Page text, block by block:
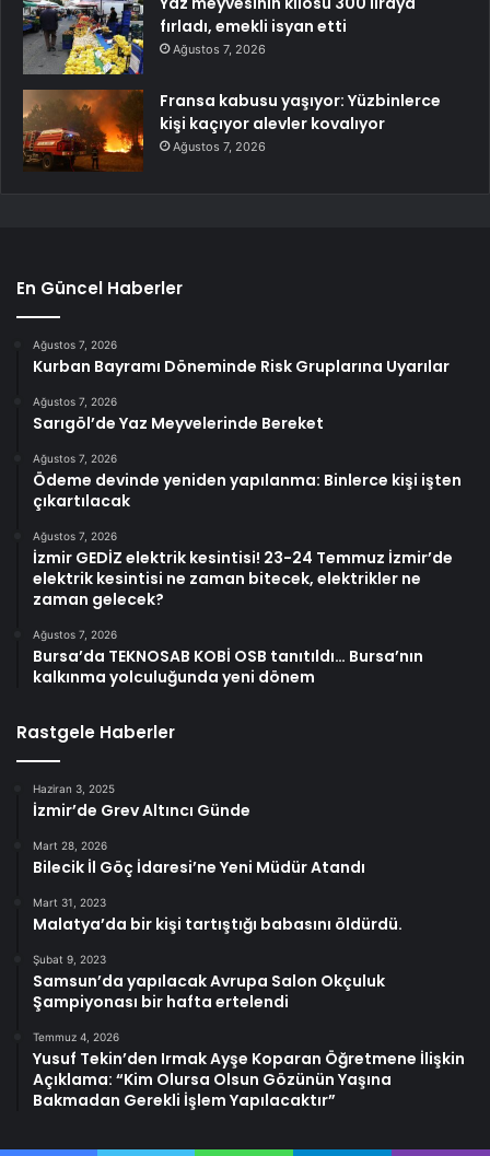
fırladı, emekli isyan etti
Ağustos 7, 2026
Fransa kabusu yaşıyor: Yüzbinlerce
kişi kaçıyor alevler kovalıyor
Ağustos 7, 2026
En Güncel Haberler
Ağustos 7, 2026
Kurban Bayramı Döneminde Risk Gruplarına Uyarılar
Ağustos 7, 2026
Sarıgöl’de Yaz Meyvelerinde Bereket
Ağustos 7, 2026
Ödeme devinde yeniden yapılanma: Binlerce kişi işten
çıkartılacak
Ağustos 7, 2026
İzmir GEDİZ elektrik kesintisi! 23-24 Temmuz İzmir’de
elektrik kesintisi ne zaman bitecek, elektrikler ne
zaman gelecek?
Ağustos 7, 2026
Bursa’da TEKNOSAB KOBİ OSB tanıtıldı… Bursa’nın
kalkınma yolculuğunda yeni dönem
Rastgele Haberler
Haziran 3, 2025
İzmir’de Grev Altıncı Günde
Mart 28, 2026
Bilecik İl Göç İdaresi’ne Yeni Müdür Atandı
Mart 31, 2023
Malatya’da bir kişi tartıştığı babasını öldürdü.
Şubat 9, 2023
Samsun’da yapılacak Avrupa Salon Okçuluk
Şampiyonası bir hafta ertelendi
Temmuz 4, 2026
Yusuf Tekin’den Irmak Ayşe Koparan Öğretmene İlişkin
Açıklama: “Kim Olursa Olsun Gözünün Yaşına
Bakmadan Gerekli İşlem Yapılacaktır”